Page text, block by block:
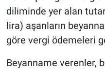
diliminde yer alan
lira) aşanların
göre vergi ödemeleri
Beyanname verenler,